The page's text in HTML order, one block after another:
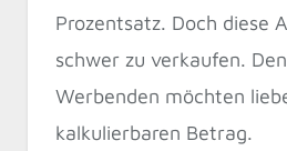
Prozentsatz. Doch diese
schwer zu verkaufen.
Werbenden möchten
kalkulierbaren Betrag.